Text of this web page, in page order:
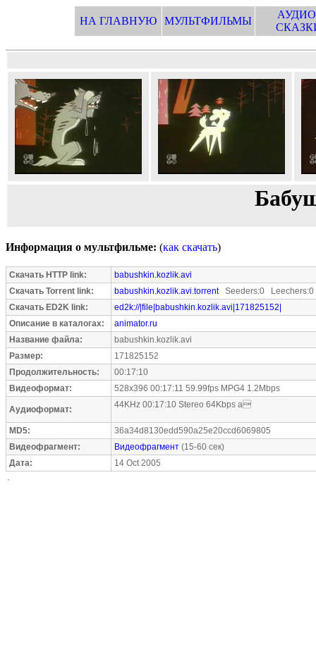
НА ГЛАВНУЮ МУЛЬТФИЛЬМЫ
Информация о мультфильме: (как скачать)
Скачать HTTP link:
babushkin.kozlik.avi
Скачать Torrent link:
babushkin.kozlik.avi.torrentSeeders:0 Leechers:0
Скачать ED2K link:
ed2k://|file|babushkin.kozlik.avi|171825152|
Описание в каталогах:
animator.ru
Название файла:
babushkin.kozlik.avi
Размер:
171825152
Продолжительность:
00:17:10
Видеоформат:
528x396 00:17:11 59.99fps MPG4 1.2Mbps
Аудиоформат: 44KHz 00:17:10 Stereo 64Kbps a
MD5:
36a34d8130edd590a25e20ccd6069805
Видеофрагмент:
Видеофрагмент (15-60 сек)
Дата:
14 Oct 2005